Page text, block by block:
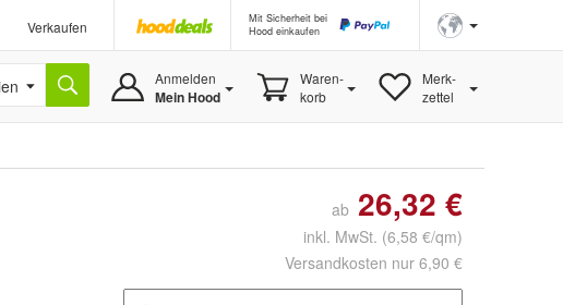
Verkaufen
Mit Sicherheit bei
Hood einkaufen
Anmelden
Mein Hood
Waren-
korb
Merk-
zettel
ab 26,32 €
inkl. MwSt. (6,58 €/qm)
Versandkosten nur 6,90 €